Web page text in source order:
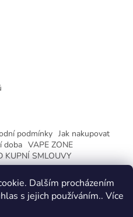
Dalším procházením
s jejich používáním.. Více
podmínky Jak nakupovat
doba VAPE ZONE
KUPNÍ SMLOUVY